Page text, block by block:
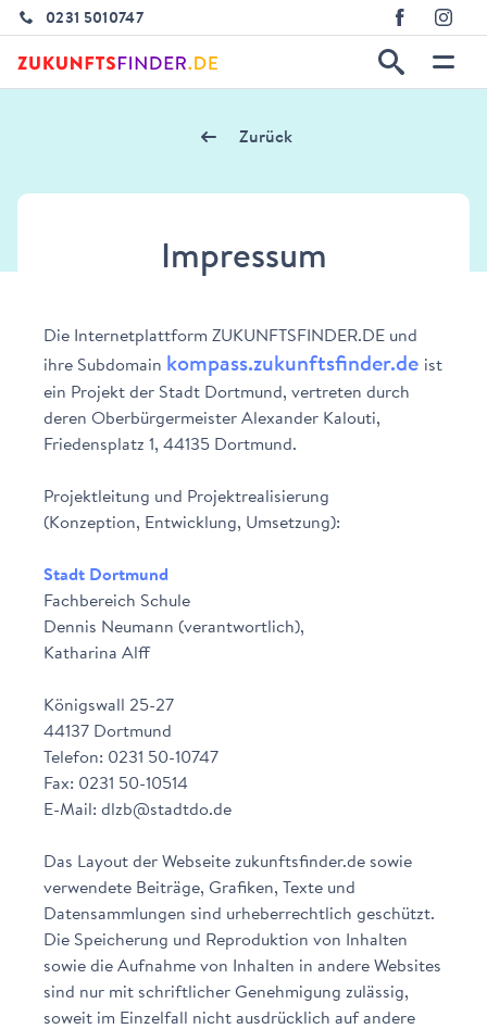
0231 5010747
Zurück
Impressum
Die Internetplattform ZUKUNFTSFINDER.DE und
ihre Subdomain kompass.zukunftsfinder.de ist
ein Projekt der Stadt Dortmund, vertreten durch
deren Oberbürgermeister Alexander Kalouti,
Friedensplatz 1, 44135 Dortmund.
Projektleitung und Projektrealisierung
(Konzeption, Entwicklung, Umsetzung):
Stadt Dortmund
Fachbereich Schule
Dennis Neumann (verantwortlich),
Katharina Alff
Königswall 25-27
44137 Dortmund
Telefon: 0231 50-10747
Fax: 0231 50-10514
E-Mail: dlzb@stadtdo.de
Das Layout der Webseite zukunftsfinder.de sowie
verwendete Beiträge, Grafiken, Texte und
Datensammlungen sind urheberrechtlich geschützt.
Die Speicherung und Reproduktion von Inhalten
sowie die Aufnahme von Inhalten in andere Websites
sind nur mit schriftlicher Genehmigung zulässig,
soweit im Einzelfall nicht ausdrücklich auf andere